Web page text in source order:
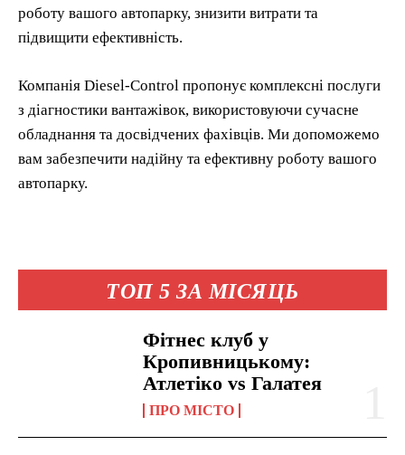
ТОП 5 ЗА МІСЯЦЬ
Фітнес клуб у
Кропивницькому:
Атлетіко vs Галатея
ПРО МІСТО
роботу вашого автопарку, знизити витрати та
підвищити ефективність.
Компанія Diesel-Control пропонує комплексні послуги
з діагностики вантажівок, використовуючи сучасне
обладнання та досвідчених фахівців. Ми допоможемо
вам забезпечити надійну та ефективну роботу вашого
автопарку.